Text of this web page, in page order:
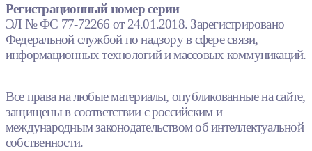
Регистрационный номер серии
ЭЛ № ФС 77-72266 от 24.01.2018. Зарегистрировано
Федеральной службой по надзору в сфере связи,
информационных технологий и массовых коммуникаций.
Все права на любые материалы, опубликованные на сайте,
защищены в соответствии с российским и
международным законодательством об интеллектуальной
собственности.